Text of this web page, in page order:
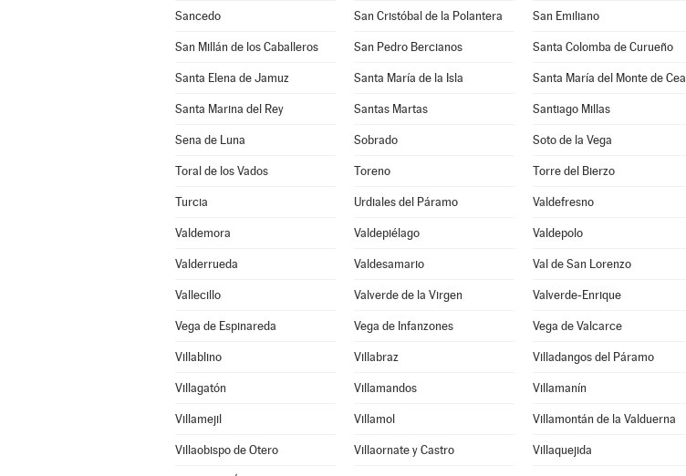
Sancedo San Cristóbal de la Polantera San Emiliano
San Millán de los Caballeros San Pedro Bercianos Santa Colomba de Curueño
Santa Elena de Jamuz Santa María de la Isla Santa María del Monte de Cea
Santa Marina del Rey Santas Martas Santiago Millas
Sena de Luna Sobrado Soto de la Vega
Toral de los Vados Toreno Torre del Bierzo
Turcia Urdiales del Páramo Valdefresno
Valdemora Valdepiélago Valdepolo
Valderrueda Valdesamario Val de San Lorenzo
Vallecillo Valverde de la Virgen Valverde-Enrique
Vega de Espinareda Vega de Infanzones Vega de Valcarce
Villablino Villabraz Villadangos del Páramo
Villagatón Villamandos Villamanín
Villamejil Villamol Villamontán de la Valduerna
Villaobispo de Otero Villaornate y Castro Villaquejida